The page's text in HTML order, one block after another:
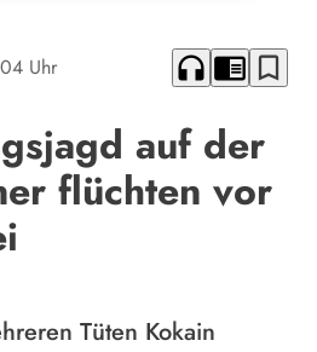
Uhr headphones chrome_reader_mode bookmark_border
auf der
flüchten vor
Tüten Kokain